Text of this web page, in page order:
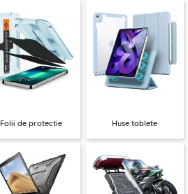
Folii de protectie Huse tablete